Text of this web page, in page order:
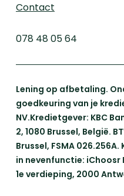
Contact
078 48 05 64
Lening op afbetaling.
goedkeuring van je
NV.Kredietgever: KBC
2, 1080 Brussel, België.
Brussel, FSMA
in nevenfunctie: iChoosr
1e verdieping, 2000